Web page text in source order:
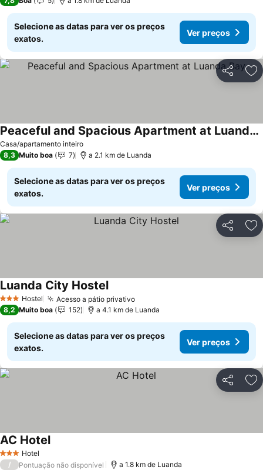
Selecione as datas para ver os preços
exatos.
Ver preços
Partilhar
Casa/apartamento inteiro
Peaceful and Spacious Apartment at Luanda Bay
Ver preços
8,3 Muito boa 7 a 2.1 km de Luanda
Selecione as datas para ver os preços
exatos.
Ver preços
Partilhar
3 EstrelasHostel Acesso a pátio privativoVer preços
Luanda City HostelVer preços
8,2 Muito boa 152 a 4.1 km de Luanda
Selecione as datas para ver os preços
exatos.
Ver preços
Partilhar
3 EstrelasHotel
AC HotelVer preços
/ Pontuação não disponível a 1.8 km de Luanda